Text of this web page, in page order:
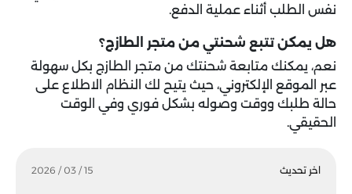
اخر تحديث 15 / 03 / 2026
نفس الطلب أثناء عملية الدفع.
هل يمكن تتبع شحنتي من متجر الطازج؟
نعم، يمكنك متابعة شحنتك من متجر الطازج بكل سهولة
عبر الموقع الإلكتروني، حيث يتيح لك النظام الاطلاع على
حالة طلبك ووقت وصوله بشكل فوري وفي الوقت
الحقيقي.